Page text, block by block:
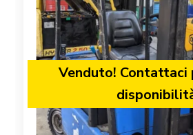
Venduto! Contattaci